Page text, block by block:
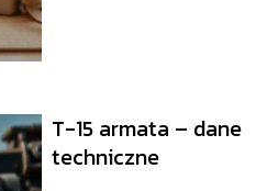
T-15 armata – dane
techniczne